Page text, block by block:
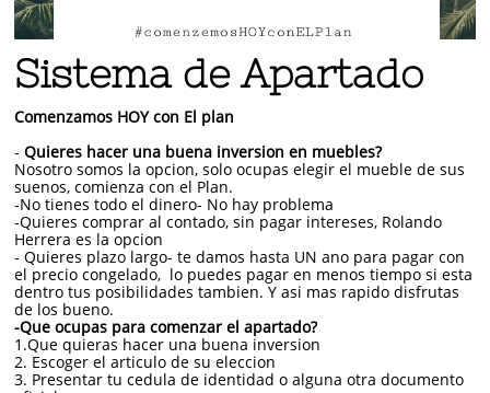
Sistema de Apartado
Comenzamos HOY con El plan
- Quieres hacer una buena inversion en muebles?
Nosotro somos la opcion, solo ocupas elegir el mueble de sus
suenos, comienza con el Plan.
-No tienes todo el dinero- No hay problema
-Quieres comprar al contado, sin pagar intereses, Rolando
Herrera es la opcion
- Quieres plazo largo- te damos hasta UN ano para pagar con
el precio congelado, lo puedes pagar en menos tiempo si esta
dentro tus posibilidades tambien. Y asi mas rapido disfrutas
de los bueno.
-Que ocupas para comenzar el apartado?
1.Que quieras hacer una buena inversion
2. Escoger el articulo de su eleccion
3. Presentar tu cedula de identidad o alguna otra documento